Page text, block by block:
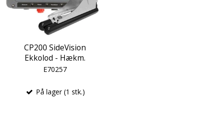
CP200 SideVision
Ekkolod - Hækm.
E70257
På lager (1 stk.)